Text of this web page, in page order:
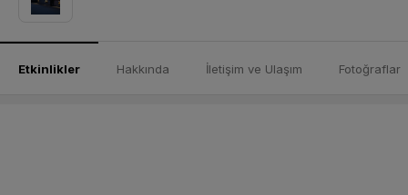
Etkinlikler Hakkında İletişim ve Ulaşım Fotoğraflar